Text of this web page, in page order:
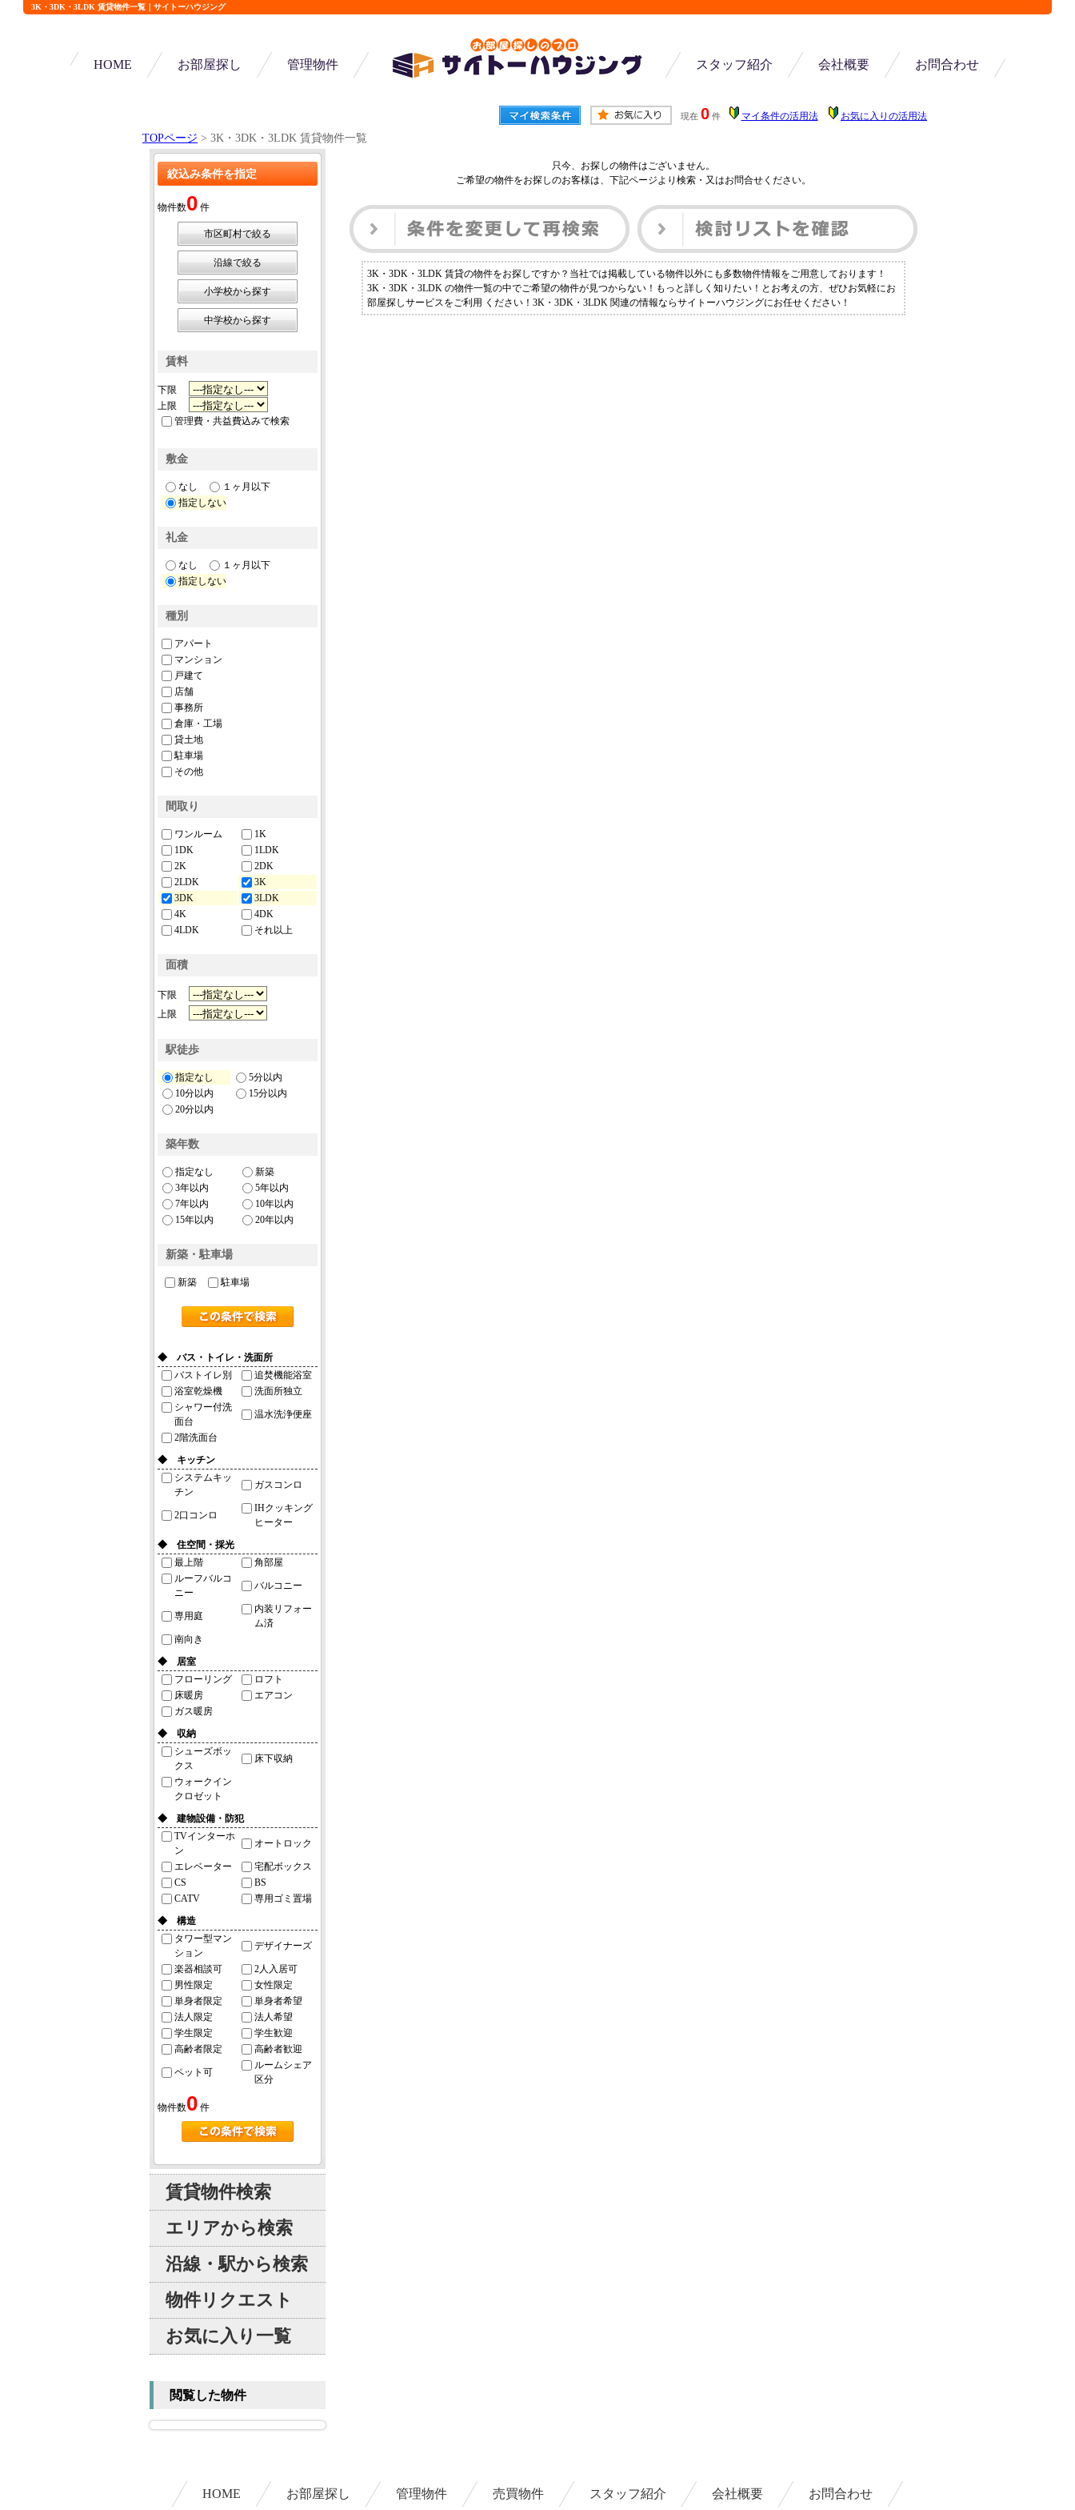
3K・3DK・3LDK 賃貸物件一覧｜サイトーハウジング
HOME お部屋探し 管理物件 スタッフ紹介 会社概要 お問合わせ
現在 0 件 マイ条件の活用法 お気に入りの活用法
TOPページ > 3K・3DK・3LDK 賃貸物件一覧
只今、お探しの物件はございません。
ご希望の物件をお探しのお客様は、下記ページより検索・又はお問合せください。
3K・3DK・3LDK 賃貸の物件をお探しですか？当社では掲載している物件以外にも多数物件情報をご用意しております！
3K・3DK・3LDK の物件一覧の中でご希望の物件が見つからない！もっと詳しく知りたい！とお考えの方、ぜひお気軽にお
部屋探しサービスをご利用 ください！3K・3DK・3LDK 関連の情報ならサイトーハウジングにお任せください！
絞込み条件を指定
物件数0 件
市区町村で絞る
沿線で絞る
小学校から探す
中学校から探す
賃料
下限
上限
管理費・共益費込みで検索
敷金
なし
１ヶ月以下
指定しない
礼金
なし
１ヶ月以下
指定しない
種別
アパート
マンション
戸建て
店舗
事務所
倉庫・工場
貸土地
駐車場
その他
間取り
ワンルーム
1K
1DK
1LDK
2K
2DK
2LDK
3K
3DK
3LDK
4K
4DK
4LDK
それ以上
面積
下限
上限
駅徒歩
指定なし
5分以内
10分以内
15分以内
20分以内
築年数
指定なし
新築
3年以内
5年以内
7年以内
10年以内
15年以内
20年以内
新築・駐車場
新築 駐車場
◆ バス・トイレ・洗面所
バストイレ別
追焚機能浴室
浴室乾燥機
洗面所独立
シャワー付洗
面台
温水洗浄便座
2階洗面台
◆ キッチン
システムキッ
チン
ガスコンロ
2口コンロ
IHクッキング
ヒーター
◆ 住空間・採光
最上階
角部屋
ルーフバルコ
ニー
バルコニー
専用庭
内装リフォー
ム済
南向き
◆ 居室
フローリング
ロフト
床暖房
エアコン
ガス暖房
◆ 収納
シューズボッ
クス
床下収納
ウォークイン
クロゼット
◆ 建物設備・防犯
TVインターホ
ン
オートロック
エレベーター
宅配ボックス
CS
BS
CATV
専用ゴミ置場
◆ 構造
タワー型マン
ション
デザイナーズ
楽器相談可
2人入居可
男性限定
女性限定
単身者限定
単身者希望
法人限定
法人希望
学生限定
学生歓迎
高齢者限定
高齢者歓迎
ペット可
ルームシェア
区分
物件数0 件
賃貸物件検索
エリアから検索
沿線・駅から検索
物件リクエスト
お気に入り一覧
閲覧した物件
HOME お部屋探し 管理物件 売買物件 スタッフ紹介 会社概要 お問合わせ